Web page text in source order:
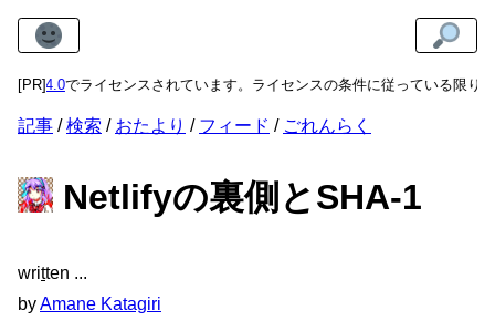
[PR]
BY 4.0でライセンスされています。ライセンスの条件に従っている限り、
記事 検索 おたより フィード ごれんらく
Netlifyの裏側とSHA-1
written
byAmane Katagiri